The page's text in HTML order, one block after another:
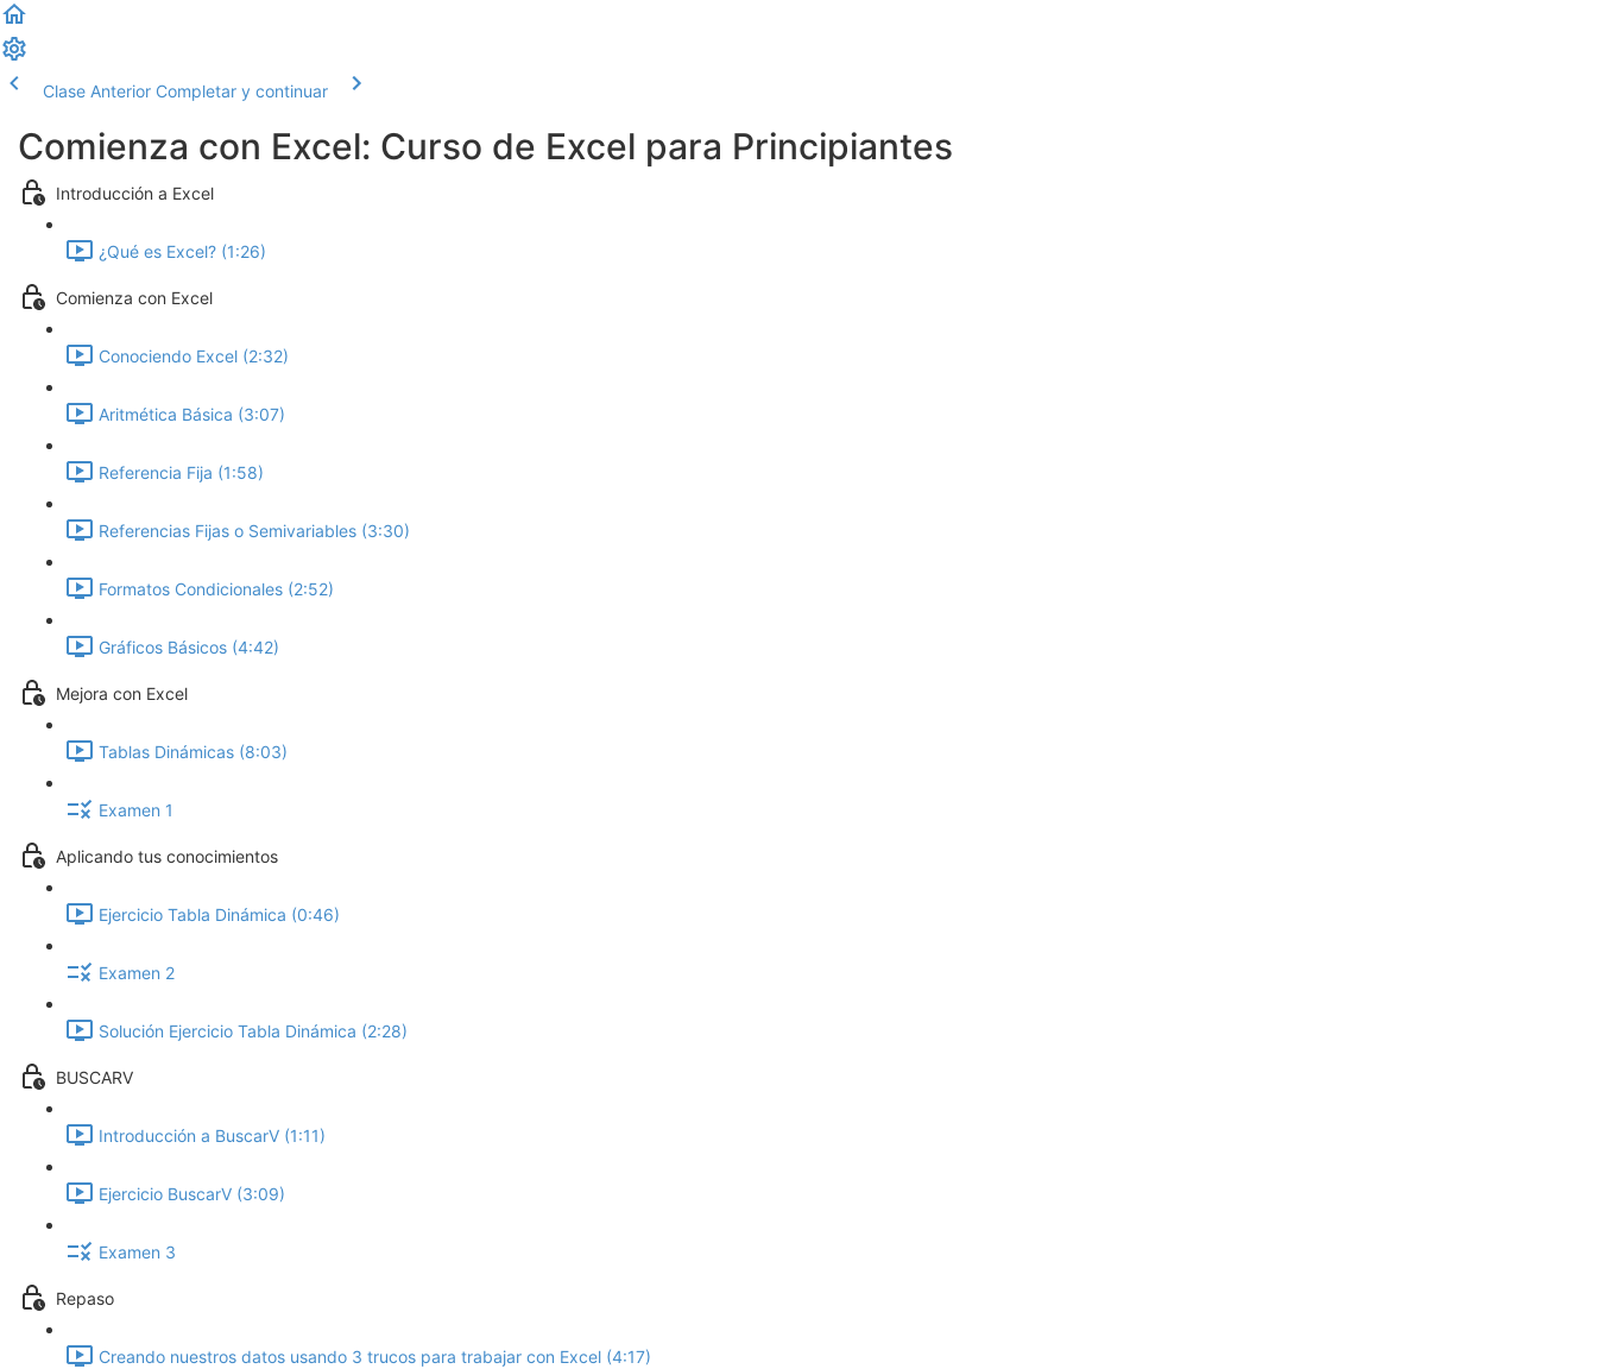
Clase Anterior Completar y continuar
Comienza con Excel: Curso de Excel para Principiantes
Introducción a Excel
¿Qué es Excel? (1:26)
Comienza con Excel
Conociendo Excel (2:32)
Aritmética Básica (3:07)
Referencia Fija (1:58)
Referencias Fijas o Semivariables (3:30)
Formatos Condicionales (2:52)
Gráficos Básicos (4:42)
Mejora con Excel
Tablas Dinámicas (8:03)
Examen 1
Aplicando tus conocimientos
Ejercicio Tabla Dinámica (0:46)
Examen 2
Solución Ejercicio Tabla Dinámica (2:28)
BUSCARV
Introducción a BuscarV (1:11)
Ejercicio BuscarV (3:09)
Examen 3
Repaso
Creando nuestros datos usando 3 trucos para trabajar con Excel (4:17)